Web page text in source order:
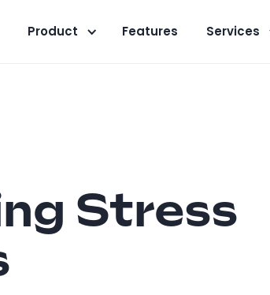
Product Features Services
Stress